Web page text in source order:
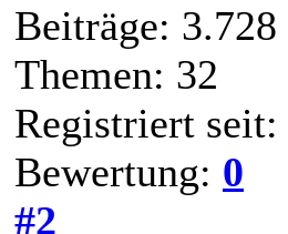
Beiträge: 3.728
Themen: 32
Registriert seit:
Bewertung: 0
#2